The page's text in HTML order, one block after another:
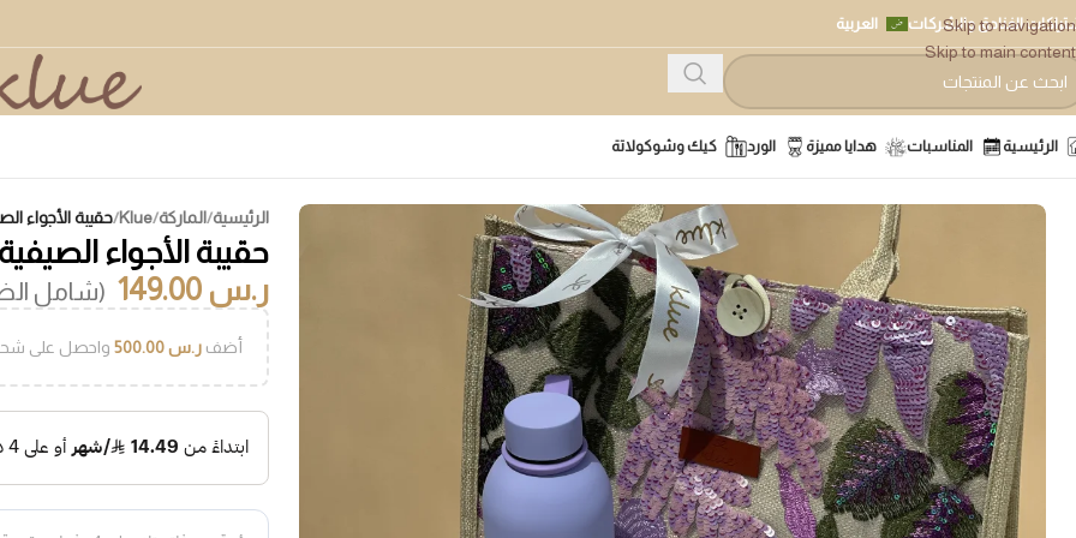
Skip to navigation
Skip to main content
الفنادق والشركات العربية
الرئيسية المناسبات هدايا مميزة الورد كيك وشوكولاتة
الرئيسية/الماركة/
Klue
/حقيبة الأجواء
حقيبة الأجواء الصيفية
ر.س
(شامل
أضف ر.س500.00 واحصل على